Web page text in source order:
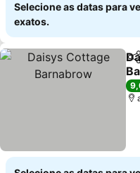
Selecione as datas para
exatos.